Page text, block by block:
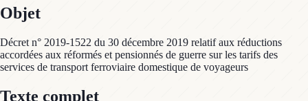
Objet
Décret n° 2019-1522 du 30 décembre 2019 relatif aux réductions
accordées aux réformés et pensionnés de guerre sur les tarifs des
services de transport ferroviaire domestique de voyageurs
Texte complet